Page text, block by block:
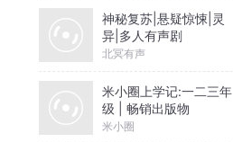
神秘复苏|悬疑惊悚|灵
异|多人有声剧
北冥有声
米小圈上学记:一二三年
级 | 畅销出版物
米小圈